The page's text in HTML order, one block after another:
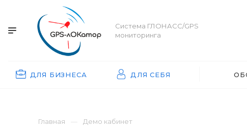
Система ГЛОНАСС/GPS
мониторинга
ДЛЯ БИЗНЕСА ДЛЯ СЕБЯ
Главная Демо кабинет